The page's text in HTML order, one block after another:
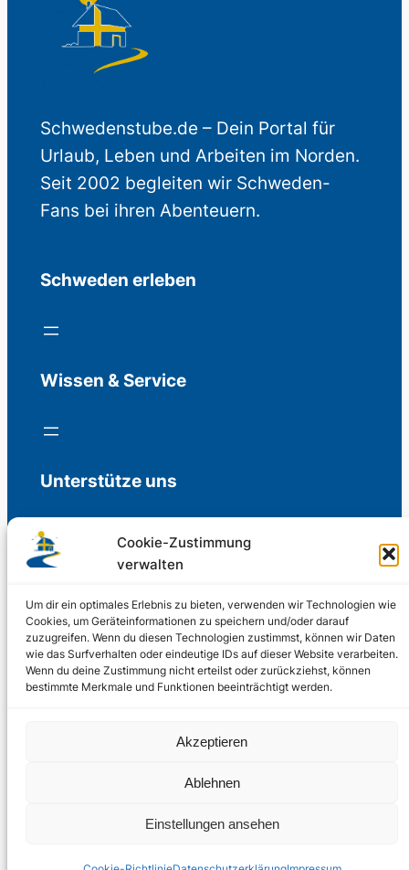
Cookie-Zustimmung
verwalten
Um dir ein optimales Erlebnis zu bieten, verwenden wir Technologien wie
Cookies, um Geräteinformationen zu speichern und/oder darauf
zuzugreifen. Wenn du diesen Technologien zustimmst, können wir Daten
wie das Surfverhalten oder eindeutige IDs auf dieser Website verarbeiten.
Wenn du deine Zustimmung nicht erteilst oder zurückziehst, können
bestimmte Merkmale und Funktionen beeinträchtigt werden.
Akzeptieren
Ablehnen
Einstellungen ansehen
Schwedenstube.de – Dein Portal für
Urlaub, Leben und Arbeiten im Norden.
Seit 2002 begleiten wir Schweden-
Fans bei ihren Abenteuern.
Schweden erleben
Wissen & Service
Unterstütze uns
Freiwillige Spenden für die Aufrechterhaltung
Support us
© 2002 – 2026